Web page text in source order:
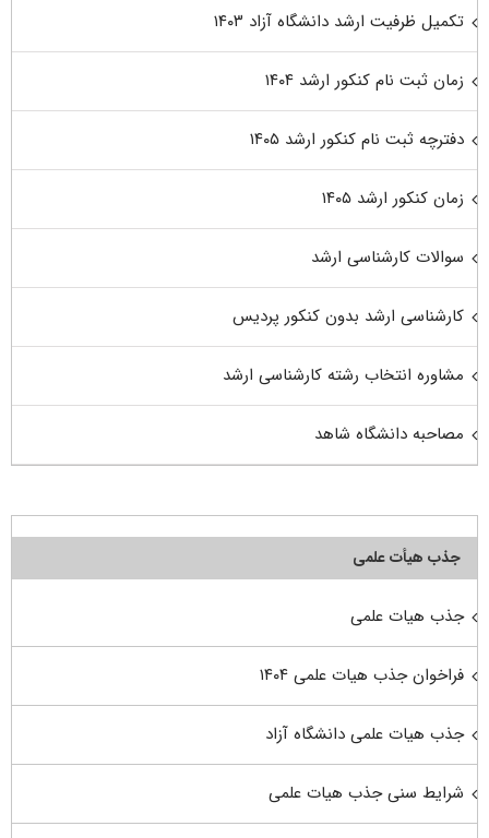
تکمیل ظرفیت ارشد دانشگاه آزاد ۱۴۰۳
زمان ثبت نام کنکور ارشد ۱۴۰۴
دفترچه ثبت نام کنکور ارشد ۱۴۰۵
زمان کنکور ارشد ۱۴۰۵
سوالات کارشناسی ارشد
کارشناسی ارشد بدون کنکور پردیس
مشاوره انتخاب رشته کارشناسی ارشد
مصاحبه دانشگاه شاهد
جذب هیأت علمی
جذب هیات علمی
فراخوان جذب هیات علمی ۱۴۰۴
جذب هیات علمی دانشگاه آزاد
شرایط سنی جذب هیات علمی